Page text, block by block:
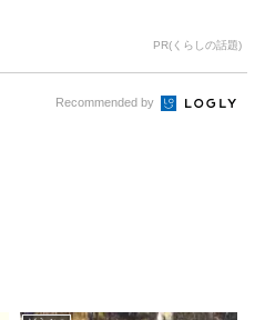
PR(くらしの話題)
Recommended by